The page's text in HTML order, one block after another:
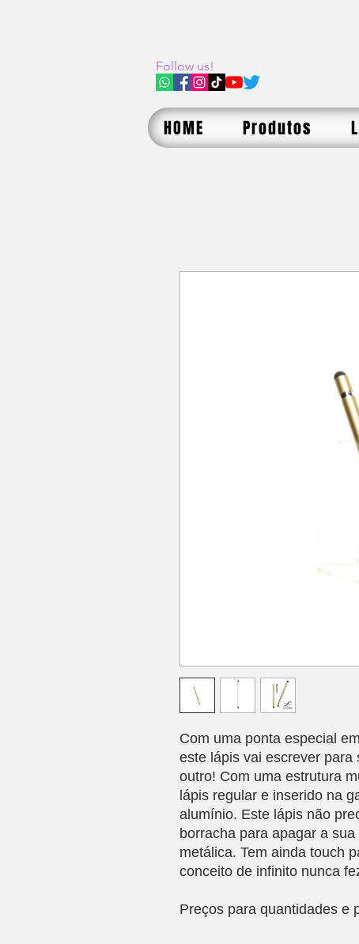
Follow us!
HOME Produtos
Com uma ponta especial
este lápis vai escrever
outro! Com uma estrutura
lápis regular e inserido na
alumínio. Este lápis não
borracha para apagar a
metálica. Tem ainda touch
conceito de infinito nunca
Preços para quantidades e